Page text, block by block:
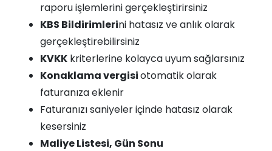
raporu işlemlerini gerçekleştirirsiniz
KBS Bildirimlerini hatasız ve anlık olarak
gerçekleştirebilirsiniz
KVKK kriterlerine kolayca uyum sağlarsınız
Konaklama vergisiotomatik olarak
faturanıza eklenir
Faturanızı saniyeler içinde hatasız olarak
kesersiniz
Maliye Listesi, Gün Sonu